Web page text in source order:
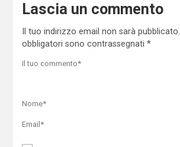
Lascia un commento
Il tuo indirizzo email non sarà pubblicato.
obbligatori sono contrassegnati *